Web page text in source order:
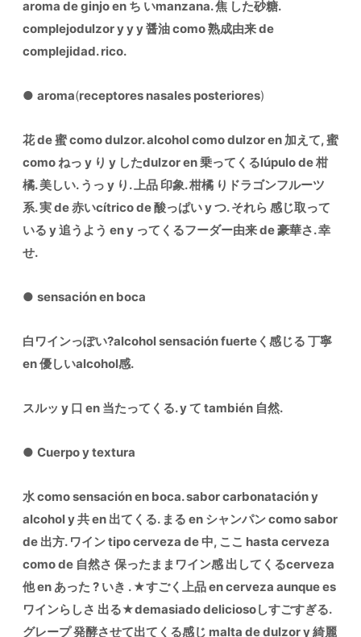
aroma de ginjo en ち いmanzana. 焦 した砂糖.
complejodulzor y y y 醤油 como 熟成由来 de
complejidad. rico.
● aroma(receptores nasales posteriores)
花 de 蜜 como dulzor. alcohol como dulzor en 加えて, 蜜
como ねっ y り y したdulzor en 乗ってくるlúpulo de 柑
橘. 美しい. うっ y り. 上品 印象. 柑橘 りドラゴンフルーツ
系. 実 de 赤いcítrico de 酸っぱい y つ. それら 感じ取って
いる y 追うよう en y ってくるフーダー由来 de 豪華さ. 幸
せ.
● sensación en boca
白ワインっぽい?alcohol sensación fuerteく感じる 丁寧
en 優しいalcohol感.
スルッ y 口 en 当たってくる. y て también 自然.
● Cuerpo y textura
水 como sensación en boca. sabor carbonatación y
alcohol y 共 en 出てくる. まる en シャンパン como sabor
de 出方. ワイン tipo cerveza de 中, ここ hasta cerveza
como de 自然さ 保ったままワイン感 出してくるcerveza
他 en あった ? いき .★すごく上品 en cerveza aunque es
ワインらしさ 出る★demasiado deliciosoしすごすぎる.
グレープ 発酵させて出てくる感じ malta de dulzor y 綺麗